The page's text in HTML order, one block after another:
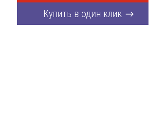
Купить в один клик